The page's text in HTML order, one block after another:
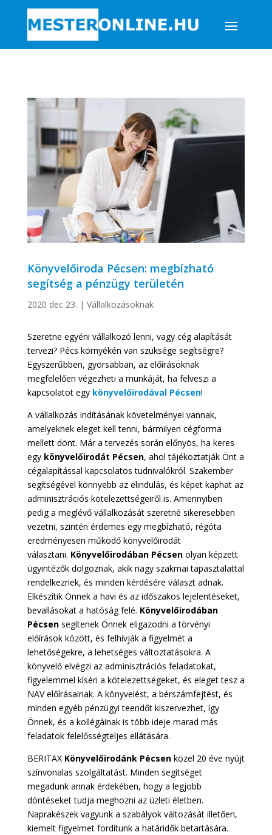
Könyvelőiroda Pécsen: megbízható
segítség a pénzügy területén
2020 dec 23. | Vállalkozásoknak
Szeretne egyéni vállalkozó lenni, vagy cég alapítását
tervezi? Pécs környékén van szüksége segítségre?
Egyszerűbben, gyorsabban, az előírásoknak
megfelelően végezheti a munkáját, ha felveszi a
kapcsolatot egy könyvelőirodával Pécsen!
A vállalkozás indításának követelményei vannak,
amelyeknek eleget kell tenni, bármilyen cégforma
mellett dönt. Már a tervezés során előnyös, ha keres
egy könyvelőirodát Pécsen, ahol tájékoztatják Önt a
cégalapítással kapcsolatos tudnivalókról. Szakember
segítségével könnyebb az elindulás, és képet kaphat az
adminisztrációs kötelezettségeiről is. Amennyiben
pedig a meglévő vállalkozását szeretné sikeresebben
vezetni, szintén érdemes egy megbízható, régóta
eredményesen működő könyvelőirodát
választani. Könyvelőirodában Pécsenolyan képzett
ügyintézők dolgoznak, akik nagy szakmai tapasztalattal
rendelkeznek, és minden kérdésére választ adnak.
Elkészítik Önnek a havi és az időszakos lejelentéseket,
bevallásokat a hatóság felé. Könyvelőirodában
Pécsensegítenek Önnek eligazodni a törvényi
előírások között, és felhívják a figyelmét a
lehetőségekre, a lehetséges változtatásokra. A
könyvelő elvégzi az adminisztrációs feladatokat,
figyelemmel kíséri a kötelezettségeket, és eleget tesz a
NAV előírásainak. A könyvelést, a bérszámfejtést, és
minden egyéb pénzügyi teendőt kiszervezhet, így
Önnek, és a kollégáinak is több ideje marad más
feladatok felelősségteljes ellátására.
BERITAX Könyvelőirodánk Pécsenközel 20 éve nyújt
színvonalas szolgáltatást. Minden segítséget
megadunk annak érdekében, hogy a legjobb
döntéseket tudja meghozni az üzleti életben.
Naprakészek vagyunk a szabályok változását illetően,
kiemelt figyelmet fordítunk a határidők betartására.